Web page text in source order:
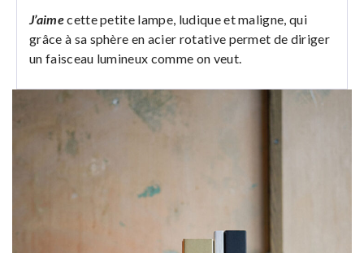
J’aimecette petite lampe, ludique et maligne, qui
grâce à sa sphère en acier rotative permet de diriger
un faisceau lumineux comme on veut.